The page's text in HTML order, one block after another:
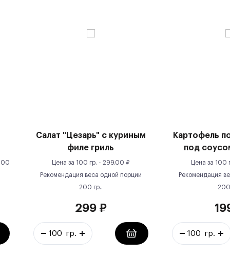
Салат "Цезарь" с куриным
филе гриль
Цена за 100 гр. - 299.00 ₽
Рекомендация веса одной порции
200 гр..
299₽
Картофель
под
Цена за 100
Рекомендация
200